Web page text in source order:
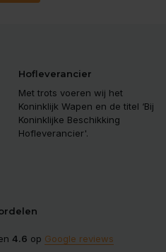
Hofleverancier
Met trots voeren wij het
Koninklijk Wapen en de titel ‘Bij
Koninklijke Beschikking
Hofleverancier'.
4.6 op Google reviews